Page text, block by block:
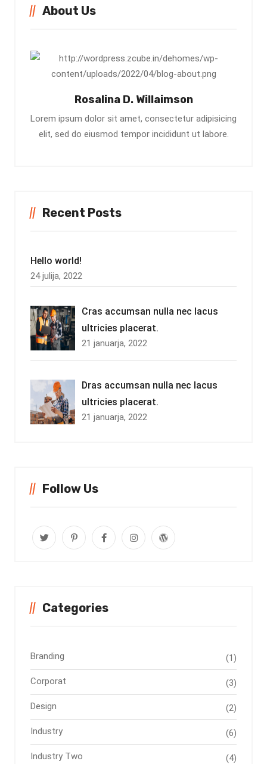
About Us
Rosalina D. Willaimson
Lorem ipsum dolor sit amet, consectetur adipisicing
elit, sed do eiusmod tempor incididunt ut labore.
Recent Posts
Hello world!
24 julija, 2022
Cras accumsan nulla nec lacus
ultricies placerat.
21 januarja, 2022
Dras accumsan nulla nec lacus
ultricies placerat.
21 januarja, 2022
Follow Us
Categories
Branding (1)
Corporat (3)
Design (2)
Industry (6)
Industry Two (4)